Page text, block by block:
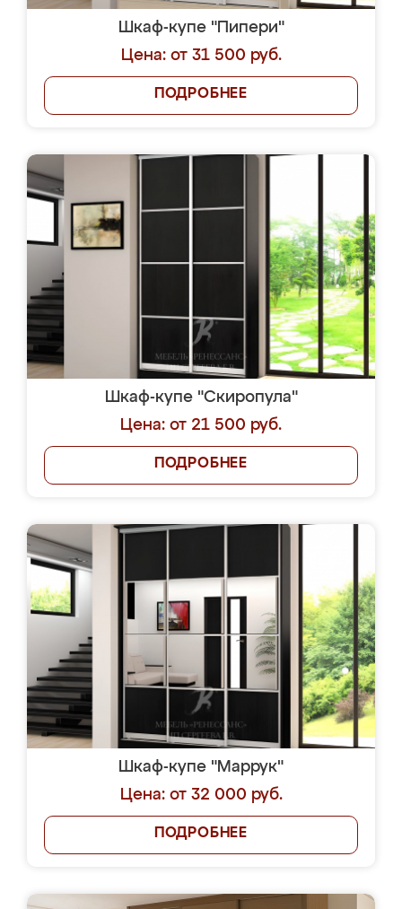
Шкаф-купе "Пипери"
Цена: от 31 500 руб.
ПОДРОБНЕЕ
Шкаф-купе "Скиропула"
Цена: от 21 500 руб.
ПОДРОБНЕЕ
Шкаф-купе "Маррук"
Цена: от 32 000 руб.
ПОДРОБНЕЕ